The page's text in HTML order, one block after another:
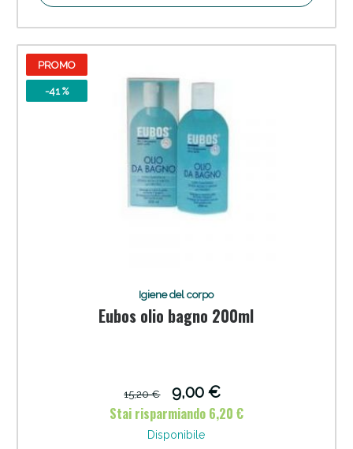
PROMO
-41 %
Igiene del corpo
Eubos olio bagno 200ml
15,20 €
9,00 €
Stai risparmiando 6,20 €
Disponibile